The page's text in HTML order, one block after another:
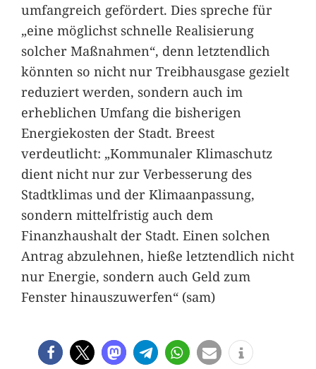
umfangreich gefördert. Dies spreche für
„eine möglichst schnelle Realisierung
solcher Maßnahmen“, denn letztendlich
könnten so nicht nur Treibhausgase gezielt
reduziert werden, sondern auch im
erheblichen Umfang die bisherigen
Energiekosten der Stadt. Breest
verdeutlicht: „Kommunaler Klimaschutz
dient nicht nur zur Verbesserung des
Stadtklimas und der Klimaanpassung,
sondern mittelfristig auch dem
Finanzhaushalt der Stadt. Einen solchen
Antrag abzulehnen, hieße letztendlich nicht
nur Energie, sondern auch Geld zum
Fenster hinauszuwerfen“ (sam)